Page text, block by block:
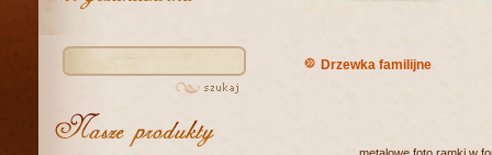
Drzewka familijne